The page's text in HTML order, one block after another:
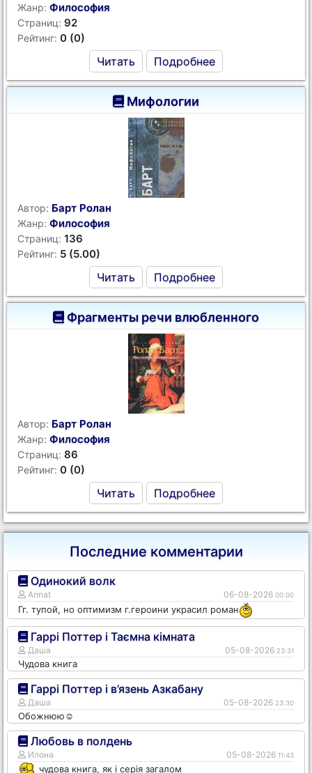
Жанр: Философия
Страниц: 92
Рейтинг: 0 (0)
Читать Подробнее
Мифологии
Автор: Барт Ролан
Жанр: Философия
Страниц: 136
Рейтинг: 5 (5.00)
Читать Подробнее
Фрагменты речи влюбленного
Автор: Барт Ролан
Жанр: Философия
Страниц: 86
Рейтинг: 0 (0)
Читать Подробнее
Последние комментарии
Одинокий волк
Annat 06-08-2026 00:00
Гг. тупой, но оптимизм г.героини украсил роман
Гаррі Поттер і Таємна кімната
Даша 05-08-2026 23:31
Чудова книга
Гаррі Поттер і в’язень Азкабану
Даша 05-08-2026 23:30
Обожнюю☺️
Любовь в полдень
Илона 05-08-2026 11:43
чудова книга, як і серія загалом